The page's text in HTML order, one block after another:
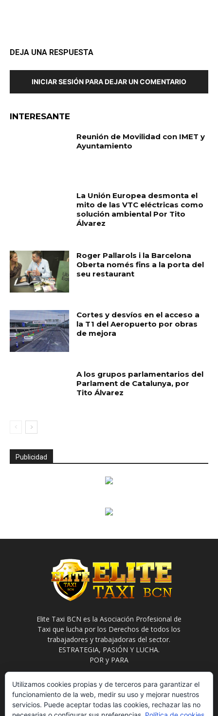
DEJA UNA RESPUESTA
INICIAR SESIÓN PARA DEJAR UN COMENTARIO
INTERESANTE
Reunión de Movilidad con IMET y
Ayuntamiento
La Unión Europea desmonta el
mito de las VTC eléctricas como
solución ambiental Por Tito
Álvarez
Roger Pallarols i la Barcelona
Oberta només fins a la porta del
seu restaurant
Cortes y desvíos en el acceso a
la T1 del Aeropuerto por obras
de mejora
A los grupos parlamentarios del
Parlament de Catalunya, por
Tito Álvarez
Publicidad
Elite Taxi BCN es la Asociación Profesional de
Taxi que lucha por los Derechos de todos los
trabajadores y trabajadoras del sector.
ESTRATEGIA, PASIÓN Y LUCHA.
POR y PARA
Contáctanos: info@elitetaxi.taxi
Utilizamos cookies propias y de terceros para garantizar el
funcionamiento de la web, medir su uso y mejorar nuestros
servicios. Puede aceptar todas las cookies, rechazar las no